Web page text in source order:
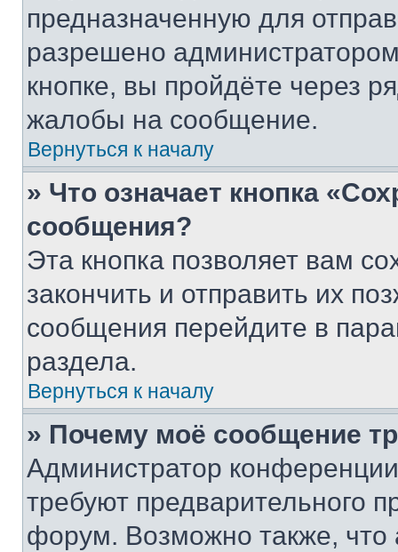
предназначенную для
разрешено
кнопке, вы пройдёте через
жалобы на сообщение.
Вернуться к началу
» Что означает кнопка
сообщения?
Эта кнопка позволяет вам
закончить и отправить их
сообщения перейдите в
раздела.
Вернуться к началу
» Почему моё сообщение
Администратор
требуют предварительного
форум. Возможно также, что